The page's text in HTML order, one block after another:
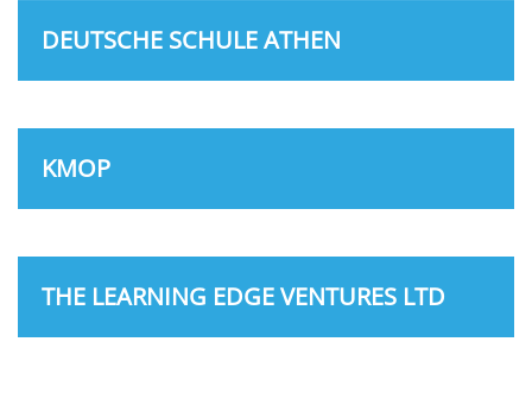
DEUTSCHE SCHULE ATHEN
KMOP
THE LEARNING EDGE VENTURES LTD